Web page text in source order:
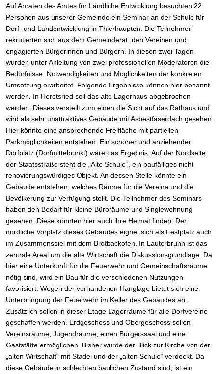
Auf Anraten des Amtes für Ländliche Entwicklung besuchten 22
Personen aus unserer Gemeinde ein Seminar an der Schule für
Dorf- und Landentwicklung in Thierhaupten. Die Teilnehmer
rekrutierten sich aus dem Gemeinderat, den Vereinen und
engagierten Bürgerinnen und Bürgern. In diesen zwei Tagen
wurden unter Anleitung von zwei professionellen Moderatoren die
Bedürfnisse, Notwendigkeiten und Möglichkeiten der konkreten
Umsetzung erarbeitet. Folgende Ergebnisse können hier benannt
werden. In Heretsried soll das alte Lagerhaus abgebrochen
werden. Dieses verstellt zum einen die Sicht auf das Rathaus und
wird als sehr unattraktives Gebäude mit Asbestfaserdach gesehen.
Hier könnte eine ansprechende Freifläche mit partiellen
Parkmöglichkeiten entstehen. Ein schöner und anziehender
Dorfplatz (Dorfmittelpunkt) wäre das Ergebnis. Auf der Nordseite
der Staatsstraße steht die „Alte Schule“, ein baufälliges nicht
renovierungswürdiges Objekt. An dessen Stelle könnte ein
Gebäude entstehen, welches Räume für die Vereine und die
Bevölkerung zur Verfügung stellt. Die Teilnehmer des Seminars
haben den Bedarf für kleine Büroräume und Singlewohnung
gesehen. Diese könnten hier auch ihre Heimat finden. Der
nördliche Vorplatz dieses Gebäudes eignet sich als Festplatz auch
im Zusammenspiel mit dem Brotbackofen. In Lauterbrunn ist das
zentrale Areal um die alte Wirtschaft die Diskussionsgrundlage. Da
hier eine Unterkunft für die Feuerwehr und Gemeinschaftsräume
nötig sind, wird ein Bau für die verschiedenen Nutzungen
favorisiert. Wegen der vorhandenen Hanglage bietet sich eine
Unterbringung der Feuerwehr im Keller des Gebäudes an.
Zusätzlich sollen in dieser Etage Lagerräume für alle Dorfvereine
geschaffen werden. Erdgeschoss und Obergeschoss sollen
Vereinsräume, Jugendräume, einen Bürgerssaal und eine
Gaststätte ermöglichen. Bisher wurde der Blick zur Kirche von der
„alten Wirtschaft“ mit Stadel und der „alten Schule“ verdeckt. Da
diese Gebäude in schlechten baulichen Zustand sind, ist ein